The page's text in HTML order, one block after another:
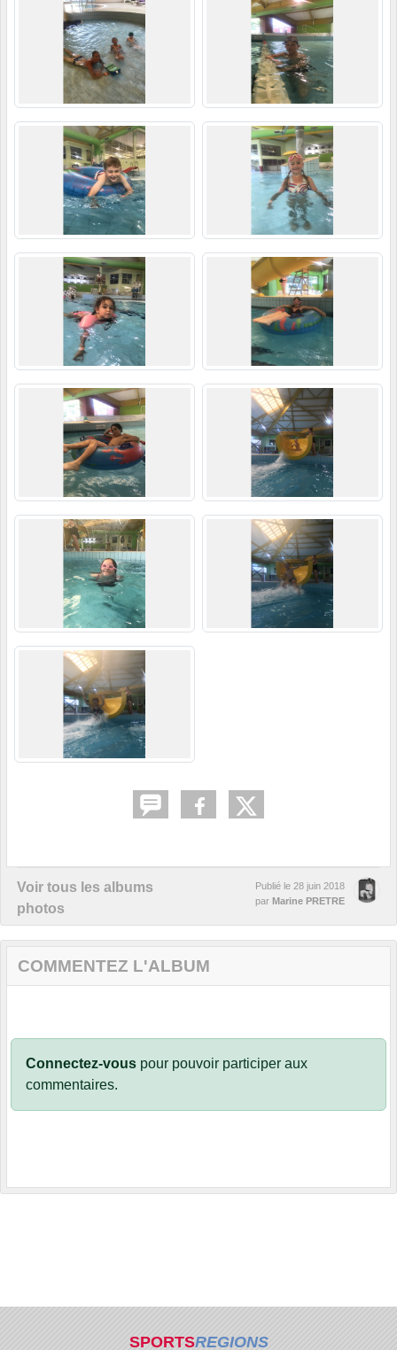
Voir tous les albums
photos
Publié le 28 juin 2018
par Marine PRETRE
COMMENTEZ L'ALBUM
Connectez-vous pour pouvoir participer aux
commentaires.
SPORTSREGIONS